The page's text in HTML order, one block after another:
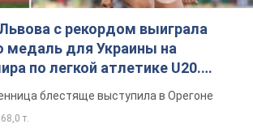
с рекордом выиграла
медаль для Украины на
по легкой атлетике U20.
блестяще выступила в Орегоне
68,0 т.